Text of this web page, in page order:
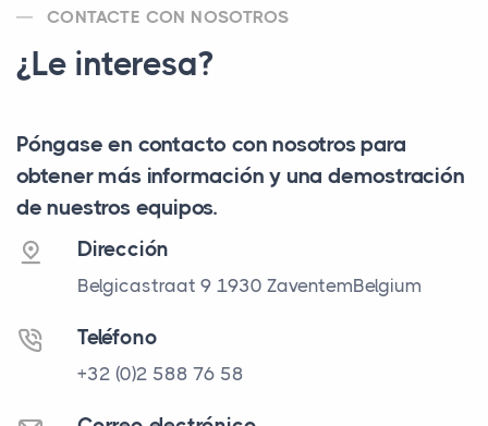
CONTACTE CON NOSOTROS
¿Le interesa?
Póngase en contacto con nosotros para
obtener más información y una demostración
de nuestros equipos.
Dirección
Belgicastraat 9 1930 ZaventemBelgium
Teléfono
+32 (0)2 588 76 58